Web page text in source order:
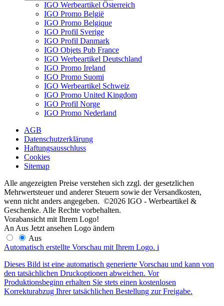
IGO Werbeartikel Österreich
IGO Promo België
IGO Promo Belgique
IGO Profil Sverige
IGO Profil Danmark
IGO Objets Pub France
IGO Werbeartikel Deutschland
IGO Promo Ireland
IGO Promo Suomi
IGO Werbeartikel Schweiz
IGO Promo United Kingdom
IGO Profil Norge
IGO Promo Nederland
AGB
Datenschutzerklärung
Haftungsausschluss
Cookies
Sitemap
Alle angezeigten Preise verstehen sich zzgl. der gesetzlichen
Mehrwertsteuer und anderer Steuern sowie der Versandkosten,
wenn nicht anders angegeben. ©2026 IGO - Werbeartikel &
Geschenke. Alle Rechte vorbehalten.
Vorabansicht mit Ihrem Logo!
An Aus Jetzt ansehen Logo ändern
Aus
Automatisch erstellte Vorschau mit Ihrem Logo. i
Dieses Bild ist eine automatisch generierte Vorschau und kann von
den tatsächlichen Druckoptionen abweichen. Vor
Produktionsbeginn erhalten Sie stets einen kostenlosen
Korrekturabzug Ihrer tatsächlichen Bestellung zur Freigabe.